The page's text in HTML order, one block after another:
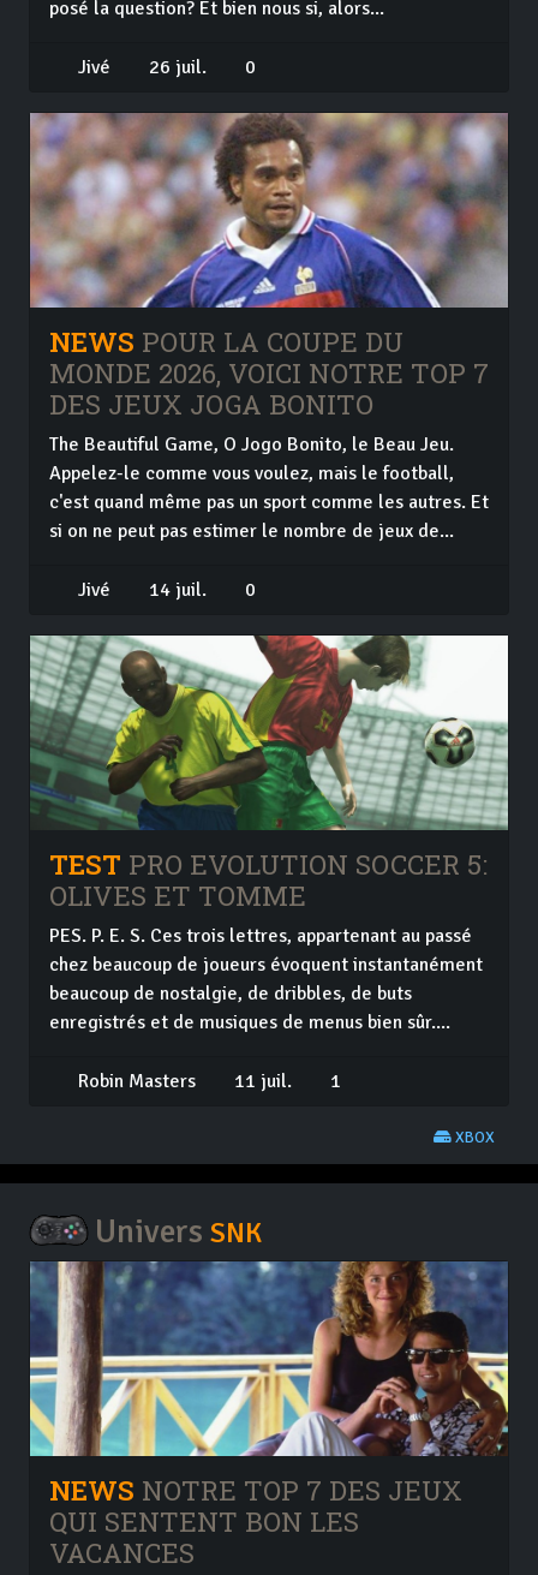
posé la question? Et bien nous si, alors...
Jivé 26 juil. 0
NEWS POUR LA COUPE DU
MONDE 2026, VOICI NOTRE TOP 7
DES JEUX JOGA BONITO
The Beautiful Game, O Jogo Bonito, le Beau Jeu.
Appelez-le comme vous voulez, mais le football,
c'est quand même pas un sport comme les autres. Et
si on ne peut pas estimer le nombre de jeux de...
Jivé 14 juil. 0
TEST PRO EVOLUTION SOCCER 5:
OLIVES ET TOMME
PES. P. E. S. Ces trois lettres, appartenant au passé
chez beaucoup de joueurs évoquent instantanément
beaucoup de nostalgie, de dribbles, de buts
enregistrés et de musiques de menus bien sûr....
Robin Masters 11 juil. 1
XBOX
Univers SNK
NEWS NOTRE TOP 7 DES JEUX
QUI SENTENT BON LES
VACANCES